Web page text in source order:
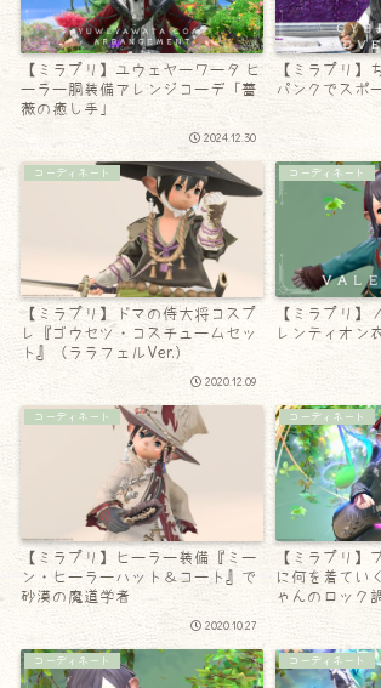
【ミラプリ】ユウェヤーワータ ヒ
ーラー胴装備アレンジコーデ「薔
薇の癒し手」
2024.12.30
【ミラプリ】
パンクでスポ
コーディネート
【ミラプリ】ドマの侍大将コスプ
レ『ゴウセツ・コスチュームセッ
ト』（ララフェルVer.）
2020.12.09
コーディネート
【ミラプリ】
レンティオン
コーディネート
【ミラプリ】ヒーラー装備『ミー
ン・ヒーラーハット＆コート』で
砂漠の魔道学者
2020.10.27
コーディネート
【ミラプリ】
に何を着てい
ゃんのロック
コーディネート コーディネート